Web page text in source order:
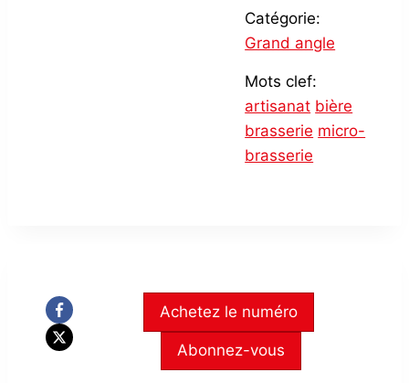
Catégorie:
Grand angle
Mots clef:
artisanat bière
brasserie micro-
brasserie
Achetez le numéro
Abonnez-vous